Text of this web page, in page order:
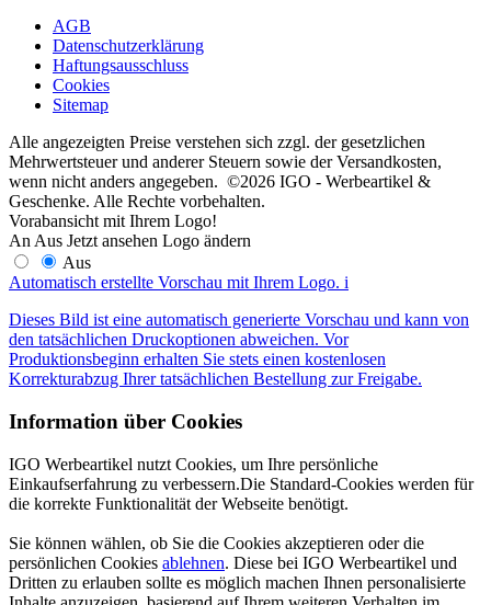
AGB
Datenschutzerklärung
Haftungsausschluss
Cookies
Sitemap
Alle angezeigten Preise verstehen sich zzgl. der gesetzlichen
Mehrwertsteuer und anderer Steuern sowie der Versandkosten,
wenn nicht anders angegeben. ©2026 IGO - Werbeartikel &
Geschenke. Alle Rechte vorbehalten.
Vorabansicht mit Ihrem Logo!
AnAus Jetzt ansehen Logo ändern
Aus
Automatisch erstellte Vorschau mit Ihrem Logo. i
Dieses Bild ist eine automatisch generierte Vorschau und kann von
den tatsächlichen Druckoptionen abweichen. Vor
Produktionsbeginn erhalten Sie stets einen kostenlosen
Korrekturabzug Ihrer tatsächlichen Bestellung zur Freigabe.
Information über Cookies
IGO Werbeartikel nutzt Cookies, um Ihre persönliche
Einkaufserfahrung zu verbessern.Die Standard-Cookies werden für
die korrekte Funktionalität der Webseite benötigt.
Sie können wählen, ob Sie die Cookies akzeptieren oder die
persönlichen Cookies ablehnen. Diese bei IGO Werbeartikel und
Dritten zu erlauben sollte es möglich machen Ihnen personalisierte